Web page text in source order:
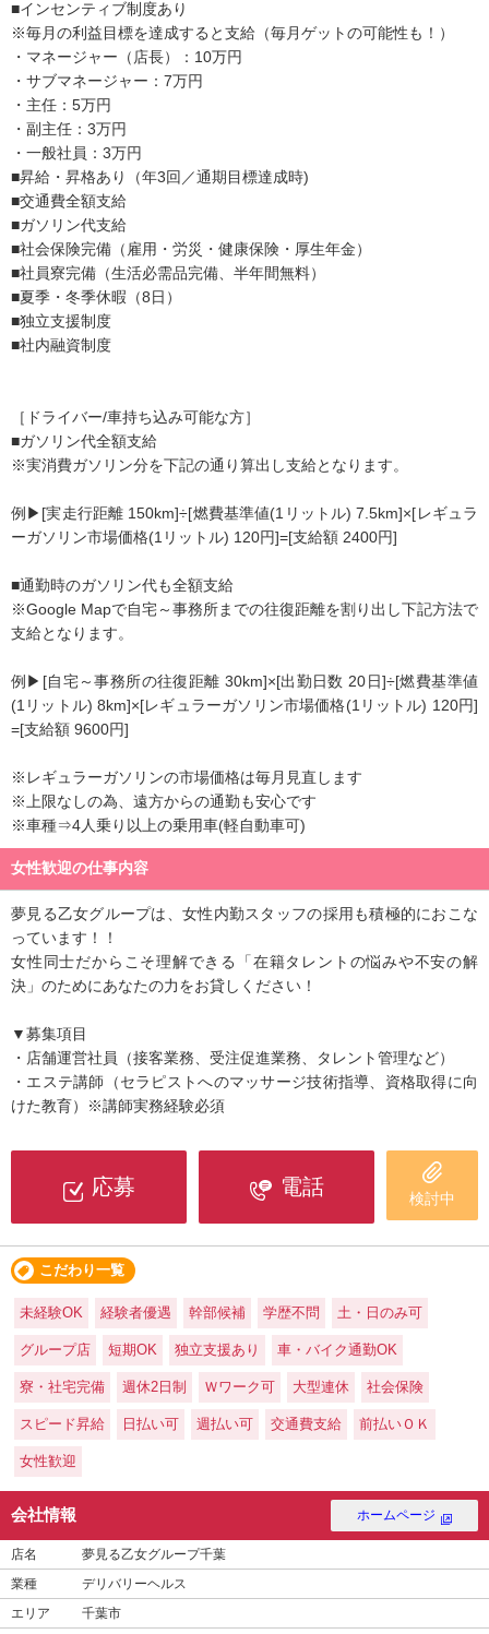
■インセンティブ制度あり
※毎月の利益目標を達成すると支給（毎月ゲットの可能性も！）
・マネージャー（店長）：10万円
・サブマネージャー：7万円
・主任：5万円
・副主任：3万円
・一般社員：3万円
■昇給・昇格あり（年3回／通期目標達成時)
■交通費全額支給
■ガソリン代支給
■社会保険完備（雇用・労災・健康保険・厚生年金）
■社員寮完備（生活必需品完備、半年間無料）
■夏季・冬季休暇（8日）
■独立支援制度
■社内融資制度
［ドライバー/車持ち込み可能な方］
■ガソリン代全額支給
※実消費ガソリン分を下記の通り算出し支給となります。
例▶[実走行距離 150km]÷[燃費基準値(1リットル) 7.5km]×[レギュラ
ーガソリン市場価格(1リットル) 120円]=[支給額 2400円]
■通勤時のガソリン代も全額支給
※Google Mapで自宅～事務所までの往復距離を割り出し下記方法で
支給となります。
例▶[自宅～事務所の往復距離 30km]×[出勤日数 20日]÷[燃費基準値
(1リットル) 8km]×[レギュラーガソリン市場価格(1リットル) 120円]
=[支給額 9600円]
※レギュラーガソリンの市場価格は毎月見直します
※上限なしの為、遠方からの通勤も安心です
※車種⇒4人乗り以上の乗用車(軽自動車可)
女性歓迎の仕事内容
夢見る乙女グループは、女性内勤スタッフの採用も積極的におこな
っています！！
女性同士だからこそ理解できる「在籍タレントの悩みや不安の解
決」のためにあなたの力をお貸しください！
▼募集項目
・店舗運営社員（接客業務、受注促進業務、タレント管理など）
・エステ講師（セラピストへのマッサージ技術指導、資格取得に向
けた教育）※講師実務経験必須
応募 電話 検討中
こだわり一覧
未経験OK 経験者優遇 幹部候補 学歴不問 土・日のみ可
グループ店 短期OK 独立支援あり 車・バイク通勤OK
寮・社宅完備 週休2日制 Ｗワーク可 大型連休 社会保険
スピード昇給 日払い可 週払い可 交通費支給 前払いＯＫ
女性歓迎
会社情報 ホームページ
店名
夢見る乙女グループ千葉
業種
デリバリーヘルス
エリア
千葉市